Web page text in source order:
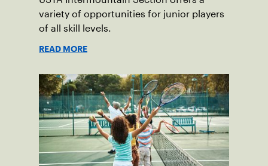
variety of opportunities for junior players
of all skill levels.
READ MORE